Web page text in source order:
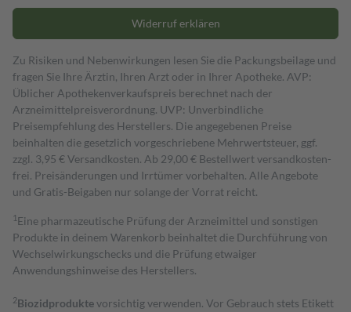
Widerruf erklären
Zu Risiken und Nebenwirkungen lesen Sie die Packungsbeilage und
fragen Sie Ihre Ärztin, Ihren Arzt oder in Ihrer Apotheke. AVP:
Üblicher Apothekenverkaufspreis berechnet nach der
Arzneimittelpreisverordnung. UVP: Unverbindliche
Preisempfehlung des Herstellers. Die angegebenen Preise
beinhalten die gesetzlich vorgeschriebene Mehrwertsteuer, ggf.
zzgl. 3,95 € Versandkosten. Ab 29,00 € Bestell­wert versand­kosten­
frei. Preisänderungen und Irrtümer vorbehalten. Alle Angebote
und Gratis-Beigaben nur solange der Vorrat reicht.
1 Eine pharmazeutische Prüfung der Arzneimittel und sonstigen
Produkte in deinem Warenkorb beinhaltet die Durchführung von
Wechselwirkungschecks und die Prüfung etwaiger
Anwendungshinweise des Herstellers.
2Biozidproduktevorsichtig verwenden. Vor Gebrauch stets Etikett